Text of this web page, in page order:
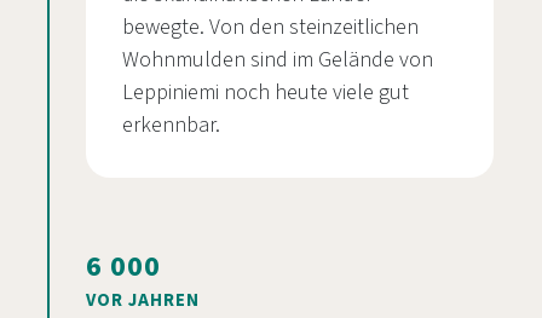
bewegte. Von den steinzeitlichen
Wohnmulden sind im Gelände von
Leppiniemi noch heute viele gut
erkennbar.
6 000
VOR JAHREN